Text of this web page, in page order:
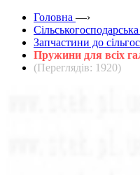
Головна —›
Сільськогосподарська
Запчастини до
Пружини для всіх
(Переглядів: 1920)